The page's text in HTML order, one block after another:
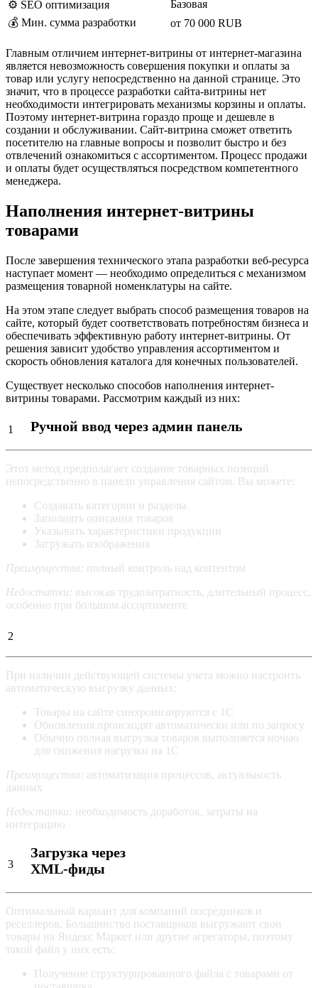
⚙️ SEO оптимизация
Базовая
💰 Мин. сумма разработки
от 70 000 RUB
Главным отличием интернет-витрины от интернет-магазина
является невозможность совершения покупки и оплаты за
товар или услугу непосредственно на данной странице. Это
значит, что в процессе разработки сайта-витрины нет
необходимости интегрировать механизмы корзины и оплаты.
Поэтому интернет-витрина гораздо проще и дешевле в
создании и обслуживании. Сайт-витрина сможет ответить
посетителю на главные вопросы и позволит быстро и без
отвлечений ознакомиться с ассортиментом. Процесс продажи
и оплаты будет осуществляться посредством компетентного
менеджера.
Наполнения интернет-витрины
товарами
После завершения технического этапа разработки веб-ресурса
наступает момент — необходимо определиться с механизмом
размещения товарной номенклатуры на сайте.
На этом этапе следует выбрать способ размещения товаров на
сайте, который будет соответствовать потребностям бизнеса и
обеспечивать эффективную работу интернет-витрины. От
решения зависит удобство управления ассортиментом и
скорость обновления каталога для конечных пользователей.
Существует несколько способов наполнения интернет-
витрины товарами. Рассмотрим каждый из них:
1 Ручной ввод через админ панель
Этот метод предполагает создание товарных позиций
непосредственно в панели управления сайтом. Вы можете:
Создавать категории и разделы
Заполнять описания товаров
Указывать характеристики продукции
Загружать изображения
Преимущества: полный контроль над контентом
Недостатки: высокая трудозатратность, длительный процесс,
особенно при большом ассортименте
2
При наличии действующей системы учета можно настроить
автоматическую выгрузку данных:
Товары на сайте синхронизируются с 1С
Обновления происходят автоматически или по запросу
Обычно полная выгрузка товаров выполняется ночью
для снижения нагрузки на 1С
Преимущества: автоматизация процессов, актуальность
данных
Недостатки: необходимость доработок, затраты на
интеграцию
3
Загрузка через
XML-фиды
Оптимальный вариант для компаний посредников и
реселлеров. Большинство поставщиков выгружают свои
товары на Яндекс Маркет или другие агрегаторы, поэтому
такой файл у них есть:
Получение структурированного файла с товарами от